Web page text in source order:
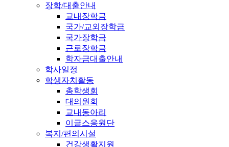
장학/대출안내
교내장학금
국가/교외장학금
국가장학금
근로장학금
학자금대출안내
학사일정
학생자치활동
총학생회
대의원회
교내동아리
이글스응원단
복지/편의시설
건강생활지원